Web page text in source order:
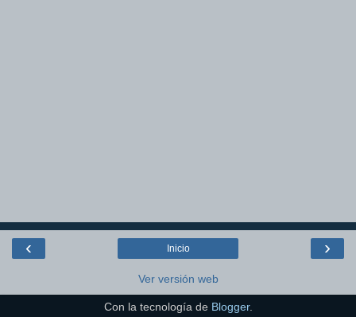
‹ ›
Inicio
Ver versión web
Con la tecnología de Blogger.